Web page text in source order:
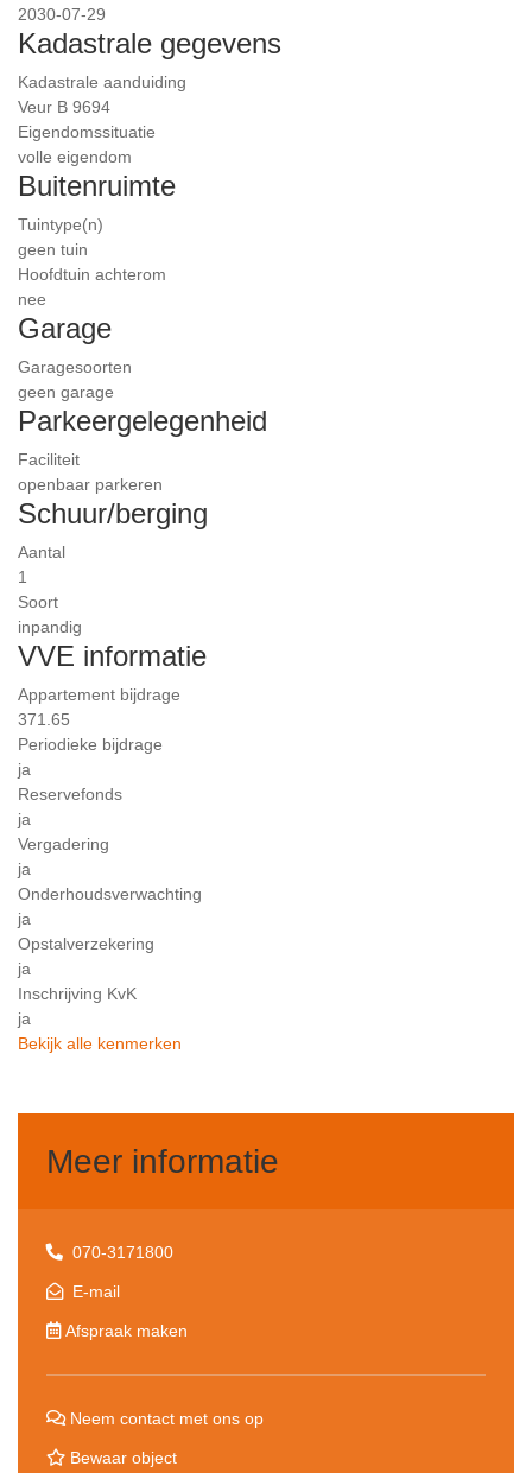
2030-07-29
Kadastrale gegevens
Kadastrale aanduiding
Veur B 9694
Eigendomssituatie
volle eigendom
Buitenruimte
Tuintype(n)
geen tuin
Hoofdtuin achterom
nee
Garage
Garagesoorten
geen garage
Parkeergelegenheid
Faciliteit
openbaar parkeren
Schuur/berging
Aantal
1
Soort
inpandig
VVE informatie
Appartement bijdrage
371.65
Periodieke bijdrage
ja
Reservefonds
ja
Vergadering
ja
Onderhoudsverwachting
ja
Opstalverzekering
ja
Inschrijving KvK
ja
Bekijk alle kenmerken
Meer informatie
070-3171800
E-mail
Afspraak maken
Neem contact met ons op
Bewaar object